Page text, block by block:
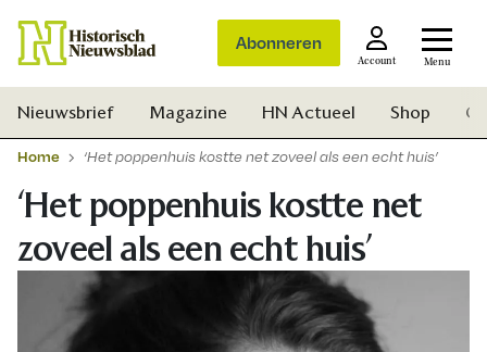
Abonneren
Account Menu
Nieuwsbrief Magazine HN Actueel Shop
Home ‘Het poppenhuis kostte net zoveel als een echt huis’
‘Het poppenhuis kostte net
zoveel als een echt huis’